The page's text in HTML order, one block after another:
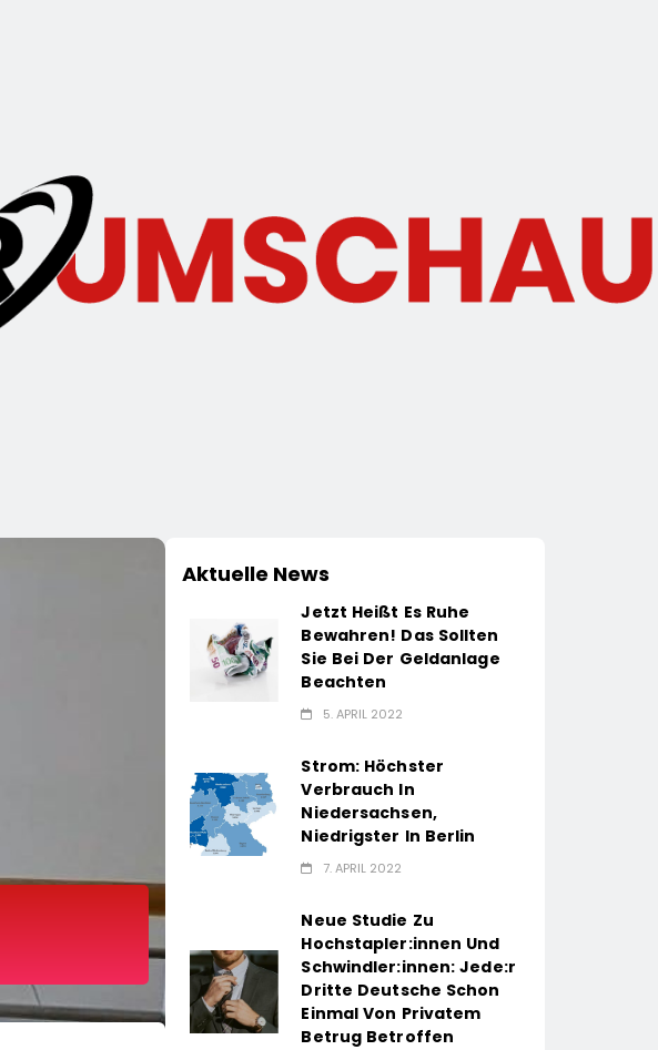
Aktuelle News
Jetzt Heißt Es Ruhe
Bewahren! Das Sollten
Sie Bei Der Geldanlage
Beachten
5. APRIL 2022
Strom: Höchster
Verbrauch In
Niedersachsen,
Niedrigster In Berlin
7. APRIL 2022
Neue Studie Zu
Hochstapler:innen Und
Schwindler:innen: Jede:r
Dritte Deutsche Schon
Einmal Von Privatem
Betrug Betroffen